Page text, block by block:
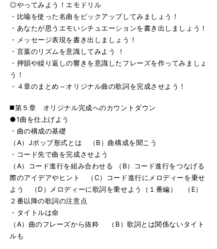
◎やってみよう！エモドリル
・比喩を使った名曲をピックアップしてみましょう！
・あなたが思うエモいシチュエーションを書き出しましょう！
・メッセージ表現を書き出しましょう！
・言葉のリズムを意識してみよう ！
・押韻や繰り返しの響きを意識したフレーズを作ってみましょ
う！
・４章のまとめ～オリジナル曲の歌詞を完成させよう！
◼️第５章 オリジナル完成へのカウントダウン
●1曲を仕上げよう
・曲の構成の基礎
（A）Jポップ形式とは （B）曲構成を聞こう
・コード先で曲を完成させよう
（A）コード進行を組み合わせる （B）コード進行をつなげる
際のアイデアやヒント （C）コード進行にメロディーを乗せ
よう （D）メロディーに歌詞を乗せよう（１番編） （E）
２番以降の歌詞の注意点
・タイトルは命
（A）曲のフレーズから抜粋 （B）歌詞とは関係ないタイト
ルも